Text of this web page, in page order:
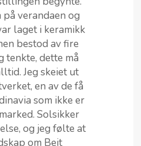
verandaen og
laget i keramikk
bestod av fire
tenkte, dette må
Jeg skeiet ut
en av de få
som ikke er
Solsikker
og jeg følte at
om Beit